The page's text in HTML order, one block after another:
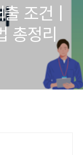
조건 |
총정리